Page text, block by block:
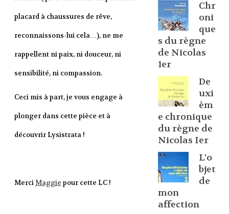
placard à chaussures de rêve,
reconnaissons-lui cela…), ne me
rappellent ni paix, ni douceur, ni
sensibilité, ni compassion.
Ceci mis à part, je vous engage à
plonger dans cette pièce et à
découvrir Lysistrata !
MerciMaggie pour cette LC !
Chr
oni
que
s du règne
de Nicolas
1er
De
uxi
èm
e chronique
du règne de
Nicolas Ier
L'o
bjet
de
mon
affection